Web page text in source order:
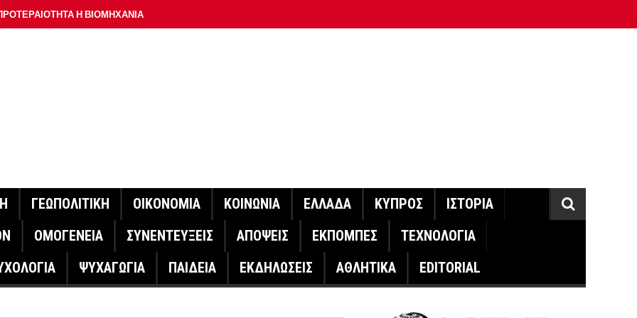
Η ΒΙΟΜΗΧΑΝΙΑ
Η ΠΛΑΤΦΟΡΜΑ
ΣΑΝ ΣΗΜΕΡΑ
Ο ΜΗΤΣΟΤΑΚΗΣ ΓΙΑ ΤΟΥΣ ΠΥΡΟΠΛΗΚΤΟΥΣ
ΕΡΕΥΝΗΤΗΣ ΣΤΗ ΔΑΝΙΑ ΣΧΕΔΙΑΖΕΙ DRONE ΓΙΑ ΤΗ
ΓΕΩΠΟΛΙΤΙΚΗ ΟΙΚΟΝΟΜΙΑ ΚΟΙΝΩΝΙΑ ΕΛΛΑΔΑ ΚΥΠΡΟΣ
ΙΣΤΟΡΙΑ
ΟΜΟΓΕΝΕΙΑ ΣΥΝΕΝΤΕΥΞΕΙΣ ΑΠΟΨΕΙΣ ΕΚΠΟΜΠΕΣ
ΤΕΧΝΟΛΟΓΙΑ
ΨΥΧΑΓΩΓΙΑ ΠΑΙΔΕΙΑ ΕΚΔΗΛΩΣΕΙΣ ΑΘΛΗΤΙΚΑ EDITORIAL